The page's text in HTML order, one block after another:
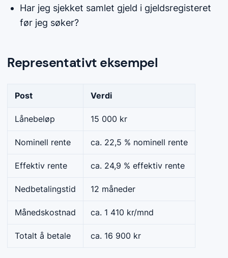
Har jeg sjekket samlet gjeld i gjeldsregisteret
før jeg søker?
Representativt eksempel
Post Verdi
Lånebeløp 15 000 kr
Nominell rente ca. 22,5 % nominell rente
Effektiv rente ca. 24,9 % effektiv rente
Nedbetalingstid 12 måneder
Månedskostnad ca. 1 410 kr/mnd
Totalt å betale ca. 16 900 kr